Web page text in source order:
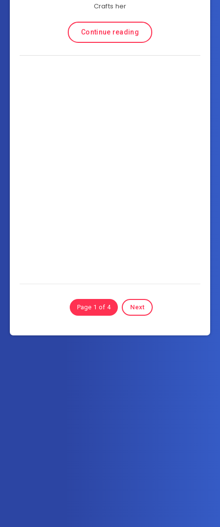
Crafts her
Continue reading
Page 1 of 4 Next